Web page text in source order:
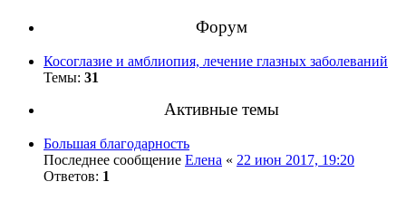
Форум
Косоглазие и амблиопия, лечение глазных заболеваний
Темы: 31
Активные темы
Большая благодарность
Последнее сообщение Елена « 22 июн 2017, 19:20
Ответов: 1